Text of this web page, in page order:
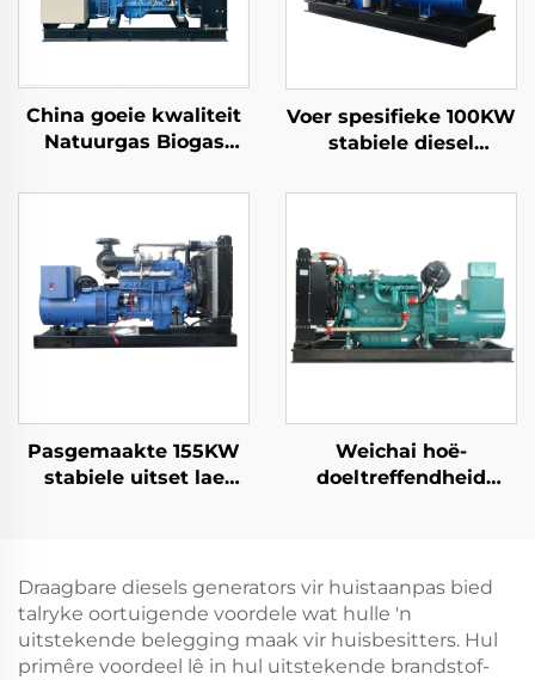
China goeie kwaliteit
Natuurgas Biogas
Reserve
generator set
Voer spesifieke 100KW
stabiele diesel
vir kragopwekking
Pasgemaakte 155KW
stabiele uitset lae
Weichai hoë-
doeltreffendheid
kragopwekker stel
Draagbare diesels generators vir huistaanpas bied
talryke oortuigende voordele wat hulle 'n
uitstekende belegging maak vir huisbesitters. Hul
primêre voordeel lê in hul uitstekende brandstof-